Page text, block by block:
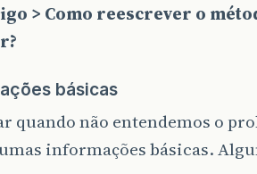
> Como reescrever o
básicas
quando não entendemos o
informações básicas.